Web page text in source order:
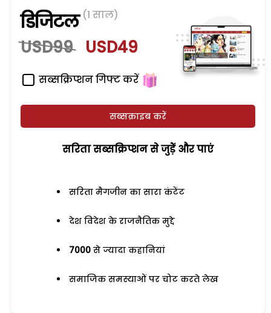
डिजिटल (1 साल)
USD99 USD49
सब्सक्रिप्शन गिफ्ट करें
सब्सक्राइब करें
सरिता सब्सक्रिप्शन से जुड़ेें और पाएं
सरिता मैगजीन का सारा कंटेंट
देश विदेश के राजनैतिक मुद्दे
7000 से ज्यादा कहानियां
समाजिक समस्याओं पर चोट करते लेख